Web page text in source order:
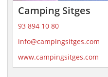
Camping Sitges
93 894 10 80
info@campingsitges.com
www.campingsitges.com